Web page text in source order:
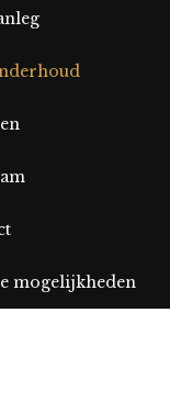
mogelijkheden